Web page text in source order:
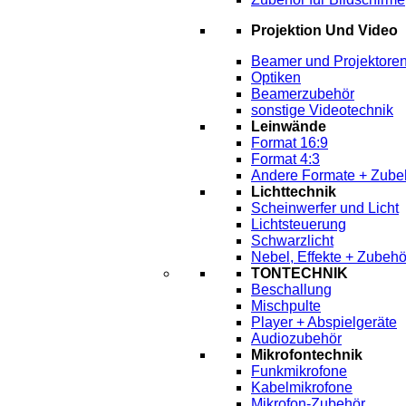
Projektion Und Video
Beamer und Projektoren
Optiken
Beamerzubehör
sonstige Videotechnik
Leinwände
Format 16:9
Format 4:3
Andere Formate +
Lichttechnik
Scheinwerfer und Licht
Lichtsteuerung
Schwarzlicht
Nebel, Effekte +
TONTECHNIK
Beschallung
Mischpulte
Player + Abspielgeräte
Audiozubehör
Mikrofontechnik
Funkmikrofone
Kabelmikrofone